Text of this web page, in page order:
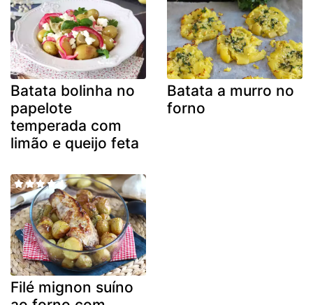
Batata bolinha no
papelote
temperada com
limão e queijo feta
Batata a murro no
forno
Filé mignon suíno